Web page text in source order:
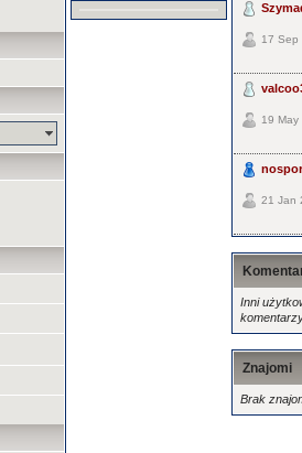
17 Sep
19
nospor
21 Jan
Inni
Znajomi
Brak